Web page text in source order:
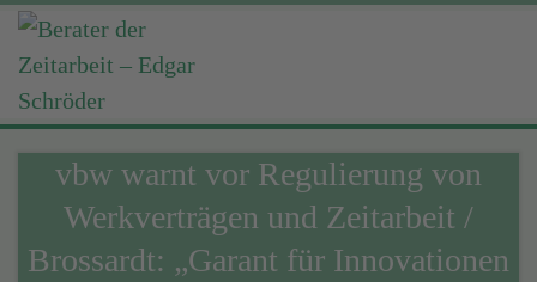
vbw warnt vor Regulierung von
Werkverträgen und Zeitarbeit /
Brossardt: „Garant für Innovationen